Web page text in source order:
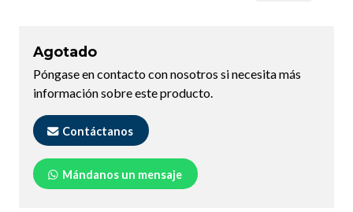
Agotado
Póngase en contacto con nosotros si necesita más
información sobre este producto.
Contáctanos
Mándanos un mensaje